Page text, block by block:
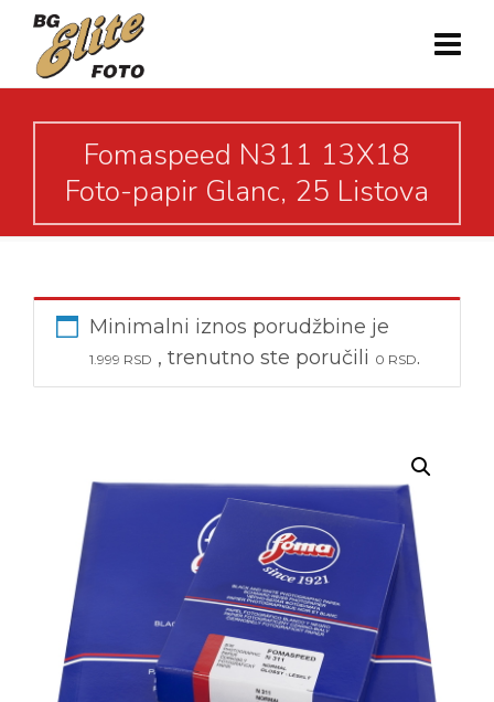
Fomaspeed N311 13X18
Foto-papir Glanc, 25 Listova
Minimalni iznos porudžbine je
1.999 RSD , trenutno ste poručili 0 RSD.